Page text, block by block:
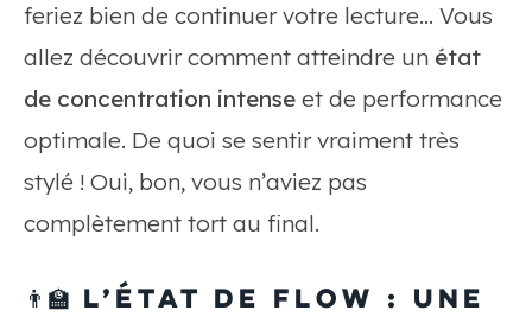
feriez bien de continuer votre lecture… Vous
allez découvrir comment atteindre un état
de concentration intense et de performance
optimale. De quoi se sentir vraiment très
stylé ! Oui, bon, vous n’aviez pas
complètement tort au final.
👨‍🏫 L’état de flow : une